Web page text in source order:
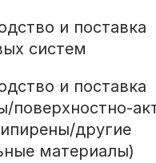
и поставка
систем
и поставка
поверхностно-
другие
материалы)